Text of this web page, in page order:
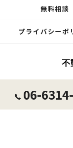
06-
無料相談
プライバシーポ
© 2026 大阪府大阪市